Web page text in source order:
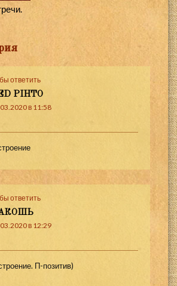
ответить
PIHTO
в 11:58
ответить
в 12:29
П-позитив)